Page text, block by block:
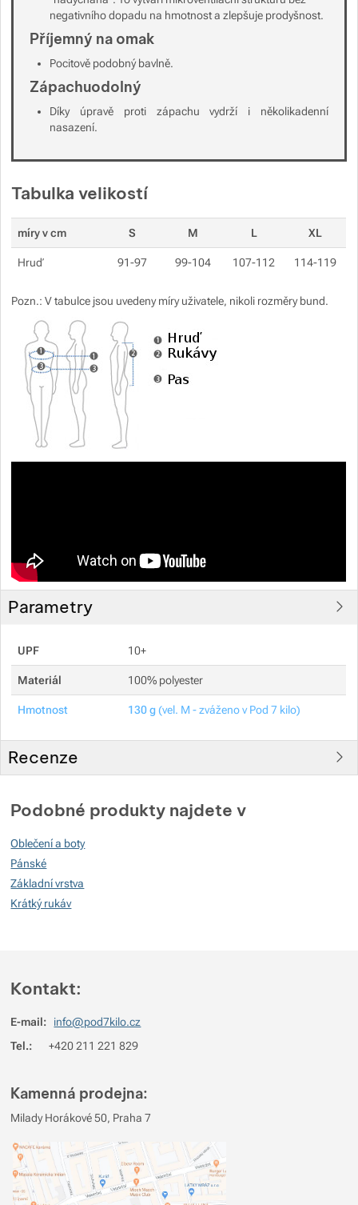
negativního dopadu na hmotnost a zlepšuje prodyšnost.
Příjemný na omak
Pocitově podobný bavlně.
Zápachuodolný
Díky úpravě proti zápachu vydrží i několikadenní
nasazení.
Tabulka velikostí
míry v cm S M L XL
Hruď 91-97 99-104 107-112 114-119
Pozn.: V tabulce jsou uvedeny míry uživatele, nikoli rozměry bund.
Parametry
UPF 10+
Materiál 100% polyester
Hmotnost 130 g(vel. M - zváženo v Pod 7 kilo)
Recenze
Recenze
Podobné produkty najdete v
Oblečení a boty
Pánské
Základní vrstva
Krátký rukáv
Kontakt:
E-mail:
info@pod7kilo.cz
Tel.: +420 211 221 829
Kamenná prodejna:
Milady Horákové 50, Praha 7